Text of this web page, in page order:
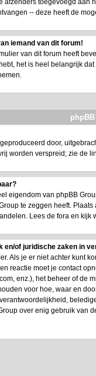
afzenders toegevoegd
-- deze heeft de
iemand van dit forum!
van dit forum heeft
het is heel belangrijk
door,
worden verspreid; zie de
eigendom van phpBB
te zeggen heeft.
Lees de fora en
en/of juridische zaken in
Als je er niet achter kunt
reactie moet je contact
enz.), het beheer of
voor hoe, waar en
over enig gebruik